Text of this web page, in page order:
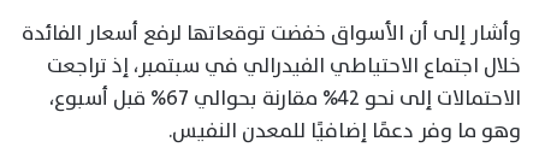
وأشار إلى أن الأسواق خفضت توقعاتها لرفع أسعار الفائدة
خلال اجتماع الاحتياطي الفيدرالي في سبتمبر، إذ تراجعت
الاحتمالات إلى نحو 42% مقارنة بحوالي 67% قبل أسبوع،
وهو ما وفر دعمًا إضافيًا للمعدن النفيس.